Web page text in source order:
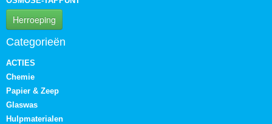
Herroeping
Categorieën
ACTIES
Chemie
Papier & Zeep
Glaswas
Hulpmaterialen